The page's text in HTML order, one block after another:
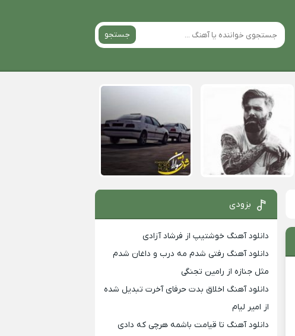
جستجو
بزودی
دانلود آهنگ خوشتیپ از فرشاد آزادی
دانلود آهنگ رفتی شدم مه درب و داغان شدم
مثل جنازه از رامین تجنگی
دانلود آهنگ اخلاق بدت حرفای آخرت تبدیل شده
از امیر لیام
دانلود آهنگ تا قیامت باشمه هرچی که دادی